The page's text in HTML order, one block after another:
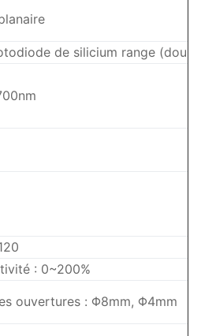
de silicium range
: 0~200%
ouvertures : Φ8mm, Φ4mm